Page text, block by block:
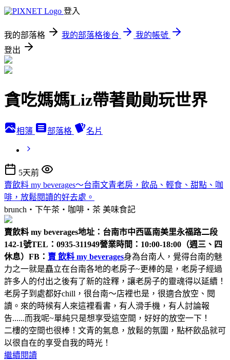
登入
我的部落格 我的部落格後台
我的帳號
登出
貪吃媽媽Liz帶著勛勛玩世界
相簿 部落格 名片
5天前
賣飲料 my beverages～台南文青老房，飲品、輕食、甜點、咖
啡，放鬆閱讀的好去處。
brunch‧下午茶‧咖啡‧茶 美味食記
賣飲料 my beverages地址：台南市中西區南美里永福路二段
142-1號TEL：0935-311949營業時間：10:00-18:00（週三、四
休息） FB： 賣 飲料 my beverages身為台南人，覺得台南的魅
力之一就是矗立在台南各地的老房子~更棒的是，老房子經過
許多人的付出之後有了新的詮釋，讓老房子的靈魂得以延續！
老房子到處都好chill，很台南～店裡也是，很適合放空、閱
讀。來的時候有人來這裡看書，有人滑手機，有人討論報
告......而我呢~單純只是想享受這空間，好好的放空一下！
二樓的空間也很棒！文青的氣息，放鬆的氛圍，點杯飲品就可
以很自在的享受自我的時光！
繼續閱讀